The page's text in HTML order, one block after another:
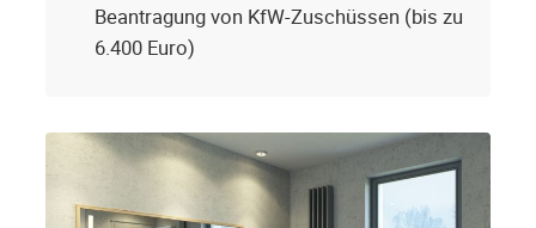
Beantragung von KfW-Zuschüssen (bis zu
6.400 Euro)